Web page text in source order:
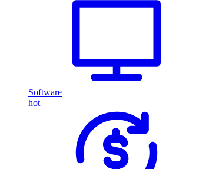
Software
hot